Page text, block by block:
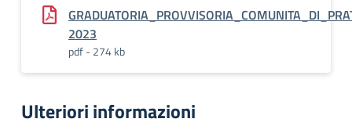
2023
pdf - 274 kb
Ulteriori informazioni